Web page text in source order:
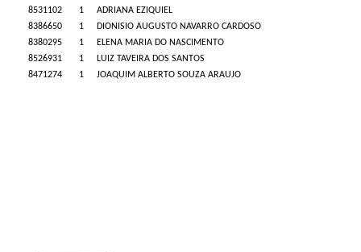
8531102
1
ADRIANA EZIQUIEL
8386650
1
DIONISIO AUGUSTO NAVARRO CARDOSO
8380295
1
ELENA MARIA DO NASCIMENTO
8526931
1
LUIZ TAVEIRA DOS SANTOS
8471274
1 JOAQUIM ALBERTO SOUZA ARAUJO